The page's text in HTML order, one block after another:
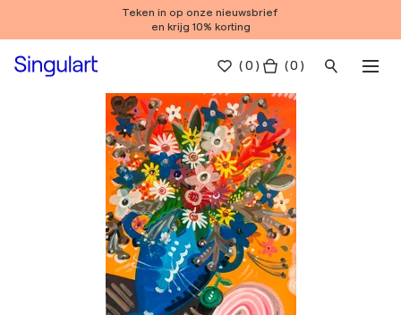
Teken in op onze nieuwsbrief
en krijg 10% korting
(0 ) ( 0 )